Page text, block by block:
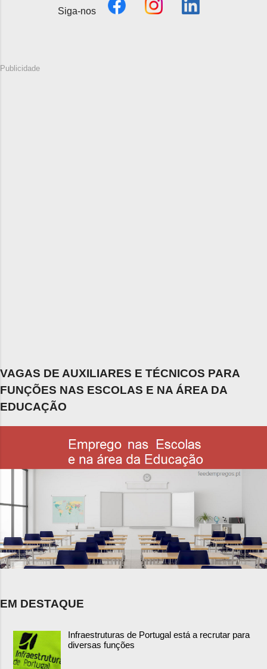
Siga-nos
Publicidade
VAGAS DE AUXILIARES E TÉCNICOS PARA
FUNÇÕES NAS ESCOLAS E NA ÁREA DA
EDUCAÇÃO
EM DESTAQUE
Infraestruturas de Portugal está a recrutar para
diversas funções